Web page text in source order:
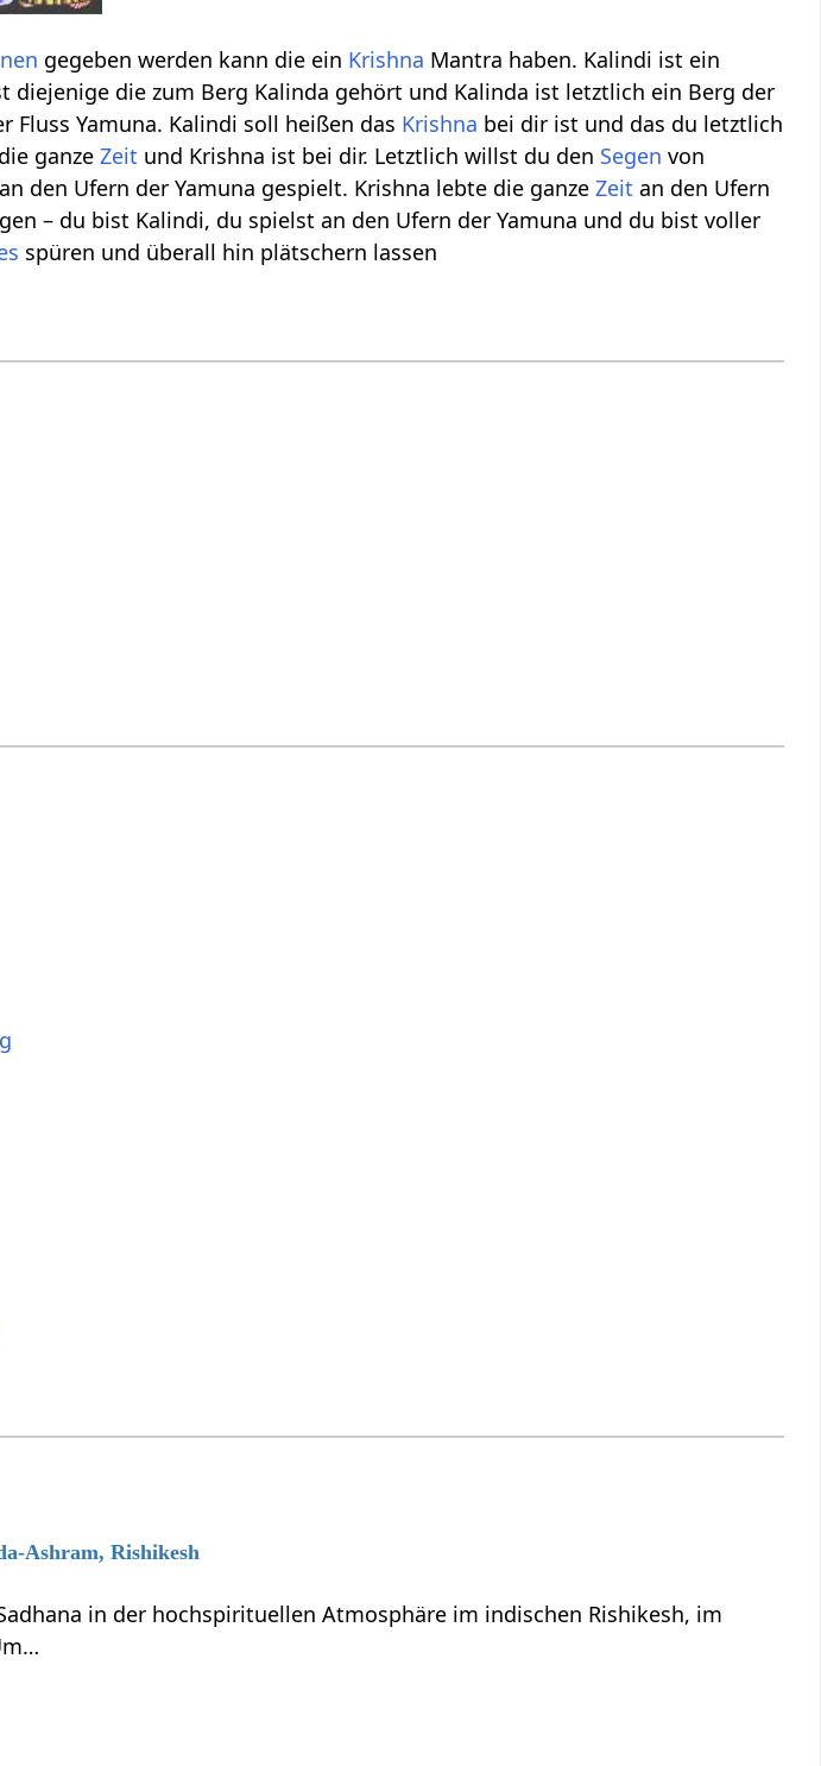
gegeben werden kann die ein Krishna Mantra haben. Kalindi ist ein
diejenige die zum Berg Kalinda gehört und Kalinda ist letztlich ein Berg der
Fluss Yamuna. Kalindi soll heißen das Krishna bei dir ist und das du letztlich
ganzeZeit und Krishna ist bei dir. Letztlich willst du den Segen von
den Ufern der Yamuna gespielt. Krishna lebte die ganzeZeit an den Ufern
– du bist Kalindi, du spielst an den Ufern der Yamuna und du bist voller
spüren und überall hin plätschern lassen
Ashram, Rishikesh
in der hochspirituellen Atmosphäre im indischen Rishikesh, im